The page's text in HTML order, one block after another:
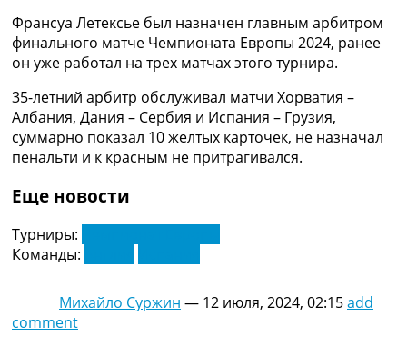
Рейтинги
Рейтинг стран УЕФА
Рейтинг клубов УЕФА
Рейтинг ФИФА
ТВ программа
RU
UA
Categories
Главная
Новости футбола
Трансферы
Франсуа Летексье был назначен главным арбитром
финального матче Чемпионата Европы 2024, ранее
он уже работал на трех матчах этого турнира.
35-летний арбитр обслуживал матчи Хорватия –
Албания, Дания – Сербия и Испания – Грузия,
суммарно показал 10 желтых карточек, не назначал
пенальти и к красным не притрагивался.
Еще новости
Турниры:
Команды:
Михайло Суржин — 12 июля, 2024, 02:15add
comment